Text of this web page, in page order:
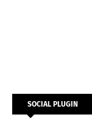
SOCIAL PLUGIN